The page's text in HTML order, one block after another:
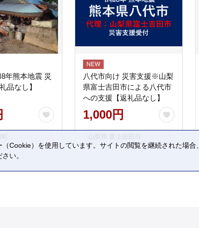
年熊本地震 災
品なし】
八代市向け 災害支援※山梨
県富士吉田市による八代市
への支援【返礼品なし】
1,000円
Cookie）を使用しています。サイトの閲覧を継続された場合
い。